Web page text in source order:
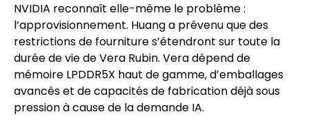
NVIDIA reconnaît elle-même le problème :
l’approvisionnement. Huang a prévenu que des
restrictions de fourniture s’étendront sur toute la
durée de vie de Vera Rubin. Vera dépend de
mémoire LPDDR5X haut de gamme, d’emballages
avancés et de capacités de fabrication déjà sous
pression à cause de la demande IA.